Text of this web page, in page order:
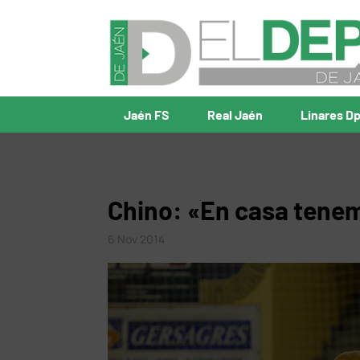
Jaén FS Real Jaén Linares
Chino: «En casa